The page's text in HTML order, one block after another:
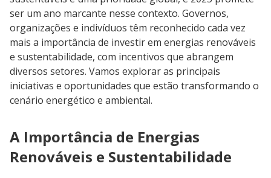
ser um ano marcante nesse contexto. Governos,
organizações e indivíduos têm reconhecido cada vez
mais a importância de investir em energias renováveis
e sustentabilidade, com incentivos que abrangem
diversos setores. Vamos explorar as principais
iniciativas e oportunidades que estão transformando o
cenário energético e ambiental.
A Importância de Energias
Renováveis e Sustentabilidade